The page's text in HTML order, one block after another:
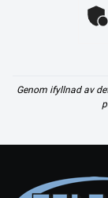
Genom ifyllnad av